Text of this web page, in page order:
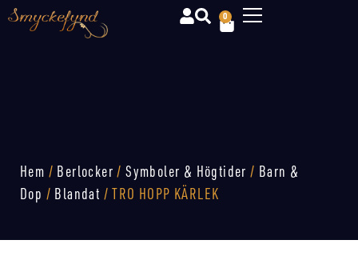
0
Hem / Berlocker /Symboler & Högtider / Barn &
Dop / Blandat / TRO HOPP KÄRLEK